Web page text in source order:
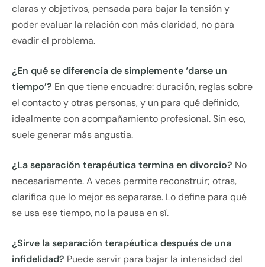
claras y objetivos, pensada para bajar la tensión y
poder evaluar la relación con más claridad, no para
evadir el problema.
¿En qué se diferencia de simplemente ‘darse un
tiempo’? En que tiene encuadre: duración, reglas sobre
el contacto y otras personas, y un para qué definido,
idealmente con acompañamiento profesional. Sin eso,
suele generar más angustia.
¿La separación terapéutica termina en divorcio? No
necesariamente. A veces permite reconstruir; otras,
clarifica que lo mejor es separarse. Lo define para qué
se usa ese tiempo, no la pausa en sí.
¿Sirve la separación terapéutica después de una
infidelidad? Puede servir para bajar la intensidad del